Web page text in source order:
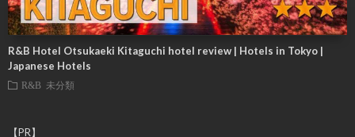
R&B Hotel Otsukaeki Kitaguchi hotel review | Hotels in Tokyo |
Japanese Hotels
R&B 未分類
【PR】